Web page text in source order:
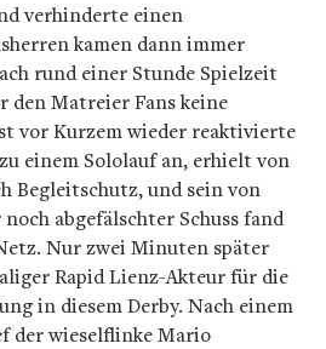
verhinderte einen
kamen dann immer
rund einer Stunde Spielzeit
den Matreier Fans keine
vor Kurzem wieder reaktivierte
einem Sololauf an, erhielt von
Begleitschutz, und sein von
abgefälschter Schuss fand
Nur zwei Minuten später
Rapid Lienz-Akteur für die
in diesem Derby. Nach einem
der wieselflinke Mario